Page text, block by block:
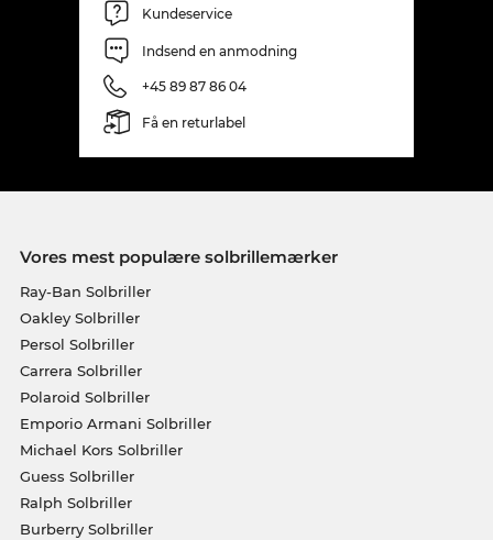
Kundeservice
Indsend en anmodning
+45 89 87 86 04
Få en returlabel
Vores mest populære solbrillemærker
Ray-Ban Solbriller
Oakley Solbriller
Persol Solbriller
Carrera Solbriller
Polaroid Solbriller
Emporio Armani Solbriller
Michael Kors Solbriller
Guess Solbriller
Ralph Solbriller
Burberry Solbriller